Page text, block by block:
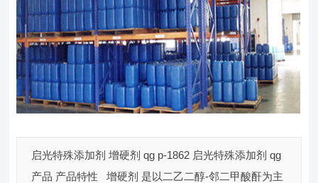
启光特殊添加剂 增硬剂 qg p-1862 启光特殊添加剂 qg
产品 产品特性 增硬剂 是以二乙二醇-邻二甲酸酐为主